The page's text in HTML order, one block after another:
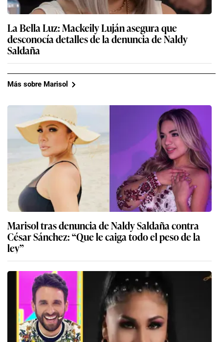
La Bella Luz: Mackeily Luján asegura que
desconocía detalles de la denuncia de Naldy
Saldaña
Más sobre Marisol
Marisol tras denuncia de Naldy Saldaña contra
César Sánchez: “Que le caiga todo el peso de la
ley”